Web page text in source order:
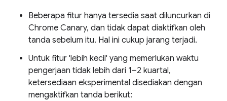
Beberapa fitur hanya tersedia saat diluncurkan di
Chrome Canary, dan tidak dapat diaktifkan oleh
tanda sebelum itu. Hal ini cukup jarang terjadi.
Untuk fitur 'lebih kecil' yang memerlukan waktu
pengerjaan tidak lebih dari 1–2 kuartal,
ketersediaan eksperimental disediakan dengan
mengaktifkan tanda berikut: